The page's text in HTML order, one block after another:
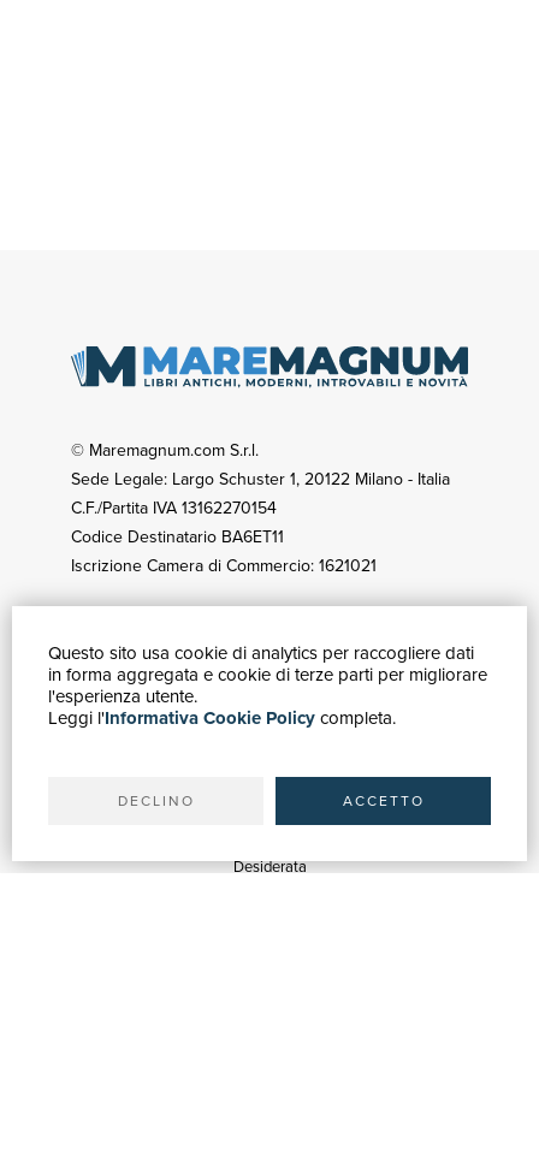
Questo sito usa cookie di analytics per raccogliere dati
in forma aggregata e cookie di terze parti per migliorare
l'esperienza utente.
Leggi l'Informativa Cookie Policycompleta.
DECLINO ACCETTO
© Maremagnum.com S.r.l.
Sede Legale: Largo Schuster 1, 20122 Milano - Italia
C.F./Partita IVA 13162270154
Codice Destinatario BA6ET11
Iscrizione Camera di Commercio: 1621021
GUIDA ACQUISTI
Catalogo
Ricerca avanzata
Spedizioni
Desiderata